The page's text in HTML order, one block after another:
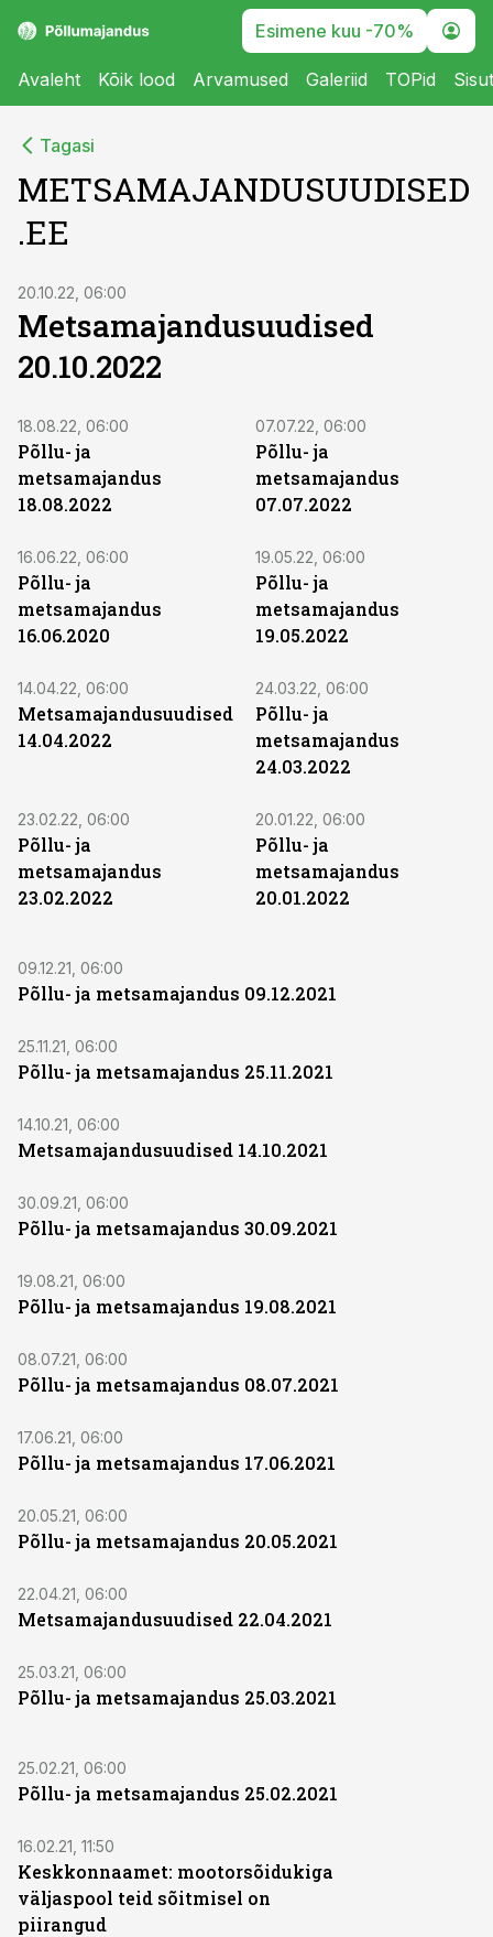
Esimene kuu -70%
Avaleht Kõik lood Arvamused Galeriid TOPid
Tagasi
METSAMAJANDUSUUDISED
.EE
20.10.22, 06:00
Metsamajandusuudised
20.10.2022
18.08.22, 06:00
Põllu- ja
metsamajandus
18.08.2022
07.07.22, 06:00
Põllu- ja
metsamajandus
07.07.2022
16.06.22, 06:00
Põllu- ja
metsamajandus
16.06.2020
19.05.22, 06:00
Põllu- ja
metsamajandus
19.05.2022
14.04.22, 06:00
Metsamajandusuudised
14.04.2022
24.03.22, 06:00
Põllu- ja
metsamajandus
24.03.2022
23.02.22, 06:00
Põllu- ja
metsamajandus
23.02.2022
20.01.22, 06:00
Põllu- ja
metsamajandus
20.01.2022
09.12.21, 06:00
Põllu- ja metsamajandus 09.12.2021
25.11.21, 06:00
Põllu- ja metsamajandus 25.11.2021
14.10.21, 06:00
Metsamajandusuudised 14.10.2021
30.09.21, 06:00
Põllu- ja metsamajandus 30.09.2021
19.08.21, 06:00
Põllu- ja metsamajandus 19.08.2021
08.07.21, 06:00
Põllu- ja metsamajandus 08.07.2021
17.06.21, 06:00
Põllu- ja metsamajandus 17.06.2021
20.05.21, 06:00
Põllu- ja metsamajandus 20.05.2021
22.04.21, 06:00
Metsamajandusuudised 22.04.2021
25.03.21, 06:00
Põllu- ja metsamajandus 25.03.2021
25.02.21, 06:00
Põllu- ja metsamajandus 25.02.2021
16.02.21, 11:50
Keskkonnaamet: mootorsõidukiga
väljaspool teid sõitmisel on
piirangud